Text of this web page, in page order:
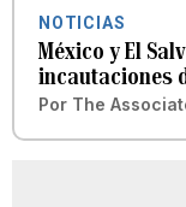
NOTICIAS
México y El
incautaciones
Por The